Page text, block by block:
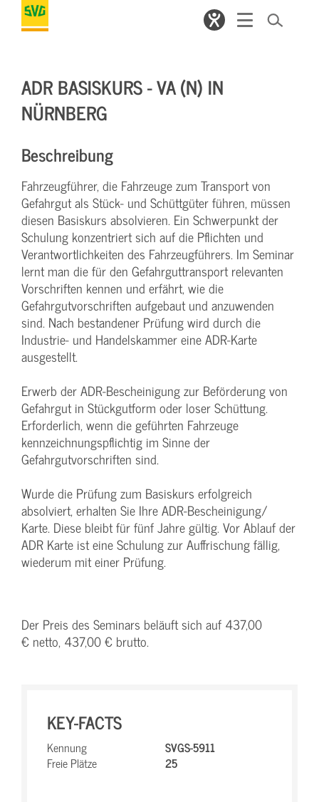
ADR BASISKURS - VA (N) IN
NÜRNBERG
Beschreibung
Fahrzeugführer, die Fahrzeuge zum Transport von
Gefahrgut als Stück- und Schüttgüter führen, müssen
diesen Basiskurs absolvieren. Ein Schwerpunkt der
Schulung konzentriert sich auf die Pflichten und
Verantwortlichkeiten des Fahrzeugführers. Im Seminar
lernt man die für den Gefahrguttransport relevanten
Vorschriften kennen und erfährt, wie die
Gefahrgutvorschriften aufgebaut und anzuwenden
sind. Nach bestandener Prüfung wird durch die
Industrie- und Handelskammer eine ADR-Karte
ausgestellt.
Erwerb der ADR-Bescheinigung zur Beförderung von
Gefahrgut in Stückgutform oder loser Schüttung.
Erforderlich, wenn die geführten Fahrzeuge
kennzeichnungspflichtig im Sinne der
Gefahrgutvorschriften sind.
Wurde die Prüfung zum Basiskurs erfolgreich
absolviert, erhalten Sie Ihre ADR-Bescheinigung/
Karte. Diese bleibt für fünf Jahre gültig. Vor Ablauf der
ADR Karte ist eine Schulung zur Auffrischung fällig,
wiederum mit einer Prüfung.
Der Preis des Seminars beläuft sich auf 437,00
€ netto, 437,00 € brutto.
KEY-FACTS
Kennung
SVGS-5911
Freie Plätze
25